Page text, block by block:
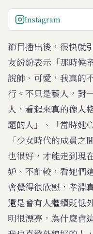
Instagram
節目播出後，很快就
友紛紛表示「那時候
說帥、可愛，我真的
行。不只是藝人，對
人，看起來真的像人
題的人」、「當時她
「少女時代的成員
也很好，才能走到現
妒、不計較，看她們
會覺得很欣慰，孝淵
還是會有人繼續貶低
明很漂亮，為什麼會